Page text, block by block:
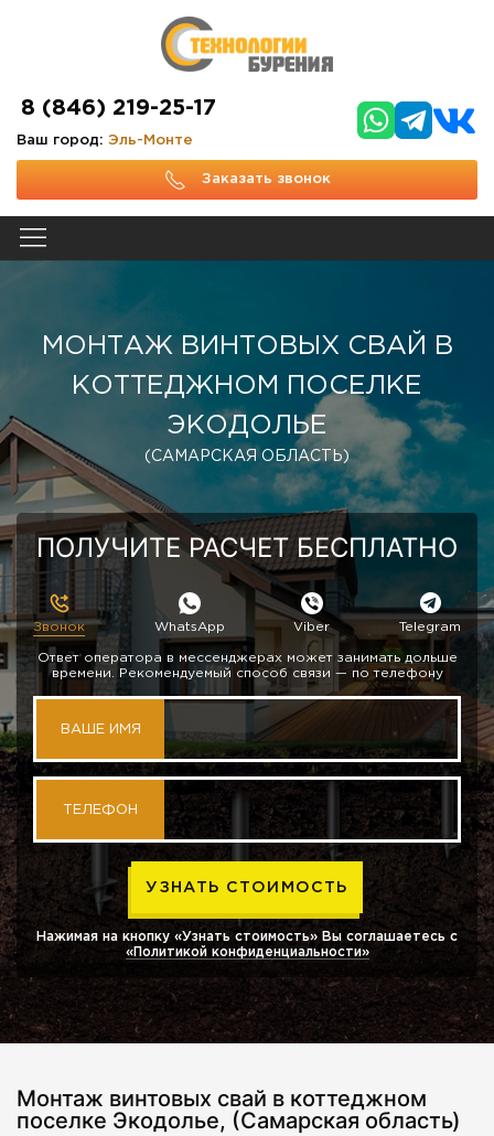
8 (846) 219-25-17
Ваш город: Эль-Монте
Заказать звонок
МОНТАЖ ВИНТОВЫХ СВАЙ В
КОТТЕДЖНОМ ПОСЕЛКЕ
ЭКОДОЛЬЕ
(САМАРСКАЯ ОБЛАСТЬ)
ПОЛУЧИТЕ РАСЧЕТ БЕСПЛАТНО
Звонок WhatsApp Viber Telegram
Ответ оператора в мессенджерах может занимать дольше
времени. Рекомендуемый способ связи — по телефону
ВАШЕ ИМЯ
ТЕЛЕФОН
Нажимая на кнопку «Узнать стоимость» Вы соглашаетесь с
«Политикой конфиденциальности»
Монтаж винтовых свай в коттеджном
поселке Экодолье, (Самарская область)